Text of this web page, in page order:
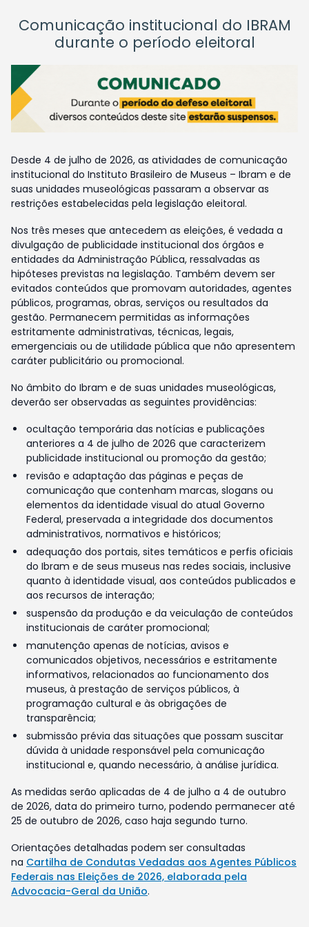
Comunicação institucional do IBRAM
durante o período eleitoral
Desde 4 de julho de 2026, as atividades de comunicação
institucional do Instituto Brasileiro de Museus – Ibram e de
suas unidades museológicas passaram a observar as
restrições estabelecidas pela legislação eleitoral.
Nos três meses que antecedem as eleições, é vedada a
divulgação de publicidade institucional dos órgãos e
entidades da Administração Pública, ressalvadas as
hipóteses previstas na legislação. Também devem ser
evitados conteúdos que promovam autoridades, agentes
públicos, programas, obras, serviços ou resultados da
gestão. Permanecem permitidas as informações
estritamente administrativas, técnicas, legais,
emergenciais ou de utilidade pública que não apresentem
caráter publicitário ou promocional.
No âmbito do Ibram e de suas unidades museológicas,
deverão ser observadas as seguintes providências:
ocultação temporária das notícias e publicações
anteriores a 4 de julho de 2026 que caracterizem
publicidade institucional ou promoção da gestão;
revisão e adaptação das páginas e peças de
comunicação que contenham marcas, slogans ou
elementos da identidade visual do atual Governo
Federal, preservada a integridade dos documentos
administrativos, normativos e históricos;
adequação dos portais, sites temáticos e perfis oficiais
do Ibram e de seus museus nas redes sociais, inclusive
quanto à identidade visual, aos conteúdos publicados e
aos recursos de interação;
suspensão da produção e da veiculação de conteúdos
institucionais de caráter promocional;
manutenção apenas de notícias, avisos e
comunicados objetivos, necessários e estritamente
informativos, relacionados ao funcionamento dos
museus, à prestação de serviços públicos, à
programação cultural e às obrigações de
transparência;
submissão prévia das situações que possam suscitar
dúvida à unidade responsável pela comunicação
institucional e, quando necessário, à análise jurídica.
As medidas serão aplicadas de 4 de julho a 4 de outubro
de 2026, data do primeiro turno, podendo permanecer até
25 de outubro de 2026, caso haja segundo turno.
Orientações detalhadas podem ser consultadas
na Cartilha de Condutas Vedadas aos Agentes Públicos
Federais nas Eleições de 2026, elaborada pela
Advocacia-Geral da União.